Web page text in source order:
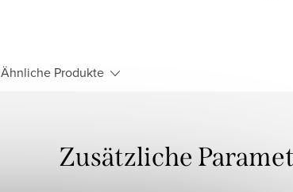
Ähnliche Produkte
Zusätzliche